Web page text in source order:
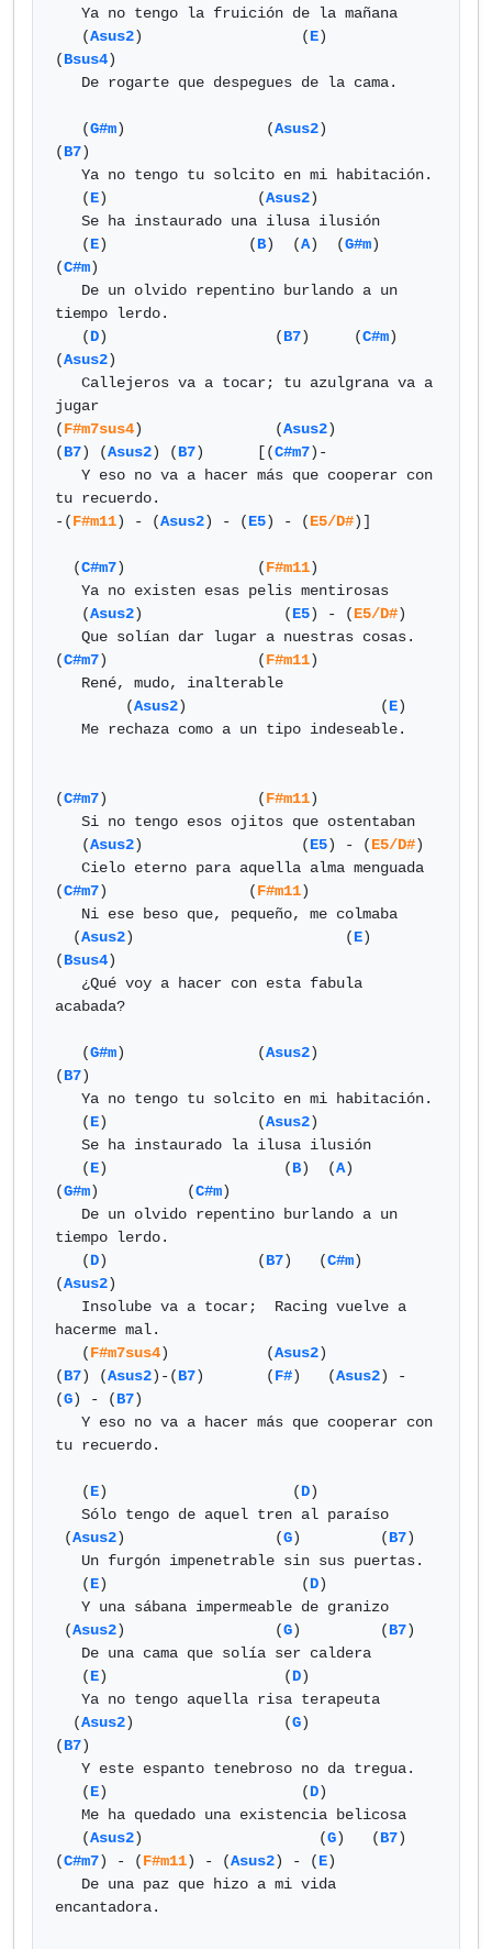
   (
Asus2)                  (E)
(Bsus4)
   (
G#m)                (Asus2)
(B7)
   (
E)                 (Asus2)
   (
E)                (B)  (A)  (G#m)
(C#m)
tiempo lerdo.
   (
D)                   (B7)     (C#m)
(Asus2)
jugar
(F#m7sus4)               (Asus2)
(B7) (Asus2) (B7)      [(C#m7)-
tu recuerdo.
-(F#m11) - (Asus2) - (E5) - (E5/D#)]
  (
C#m7)               (F#m11)
   (
Asus2)                (E5) - (E5/D#)
(C#m7)                 (F#m11)
        (
Asus2)                      (E)
(C#m7)                 (F#m11)
   (
Asus2)                  (E5) - (E5/D#)
(C#m7)                (F#m11)
  (
Asus2)                        (E)
(Bsus4)
acabada?
   (
G#m)               (Asus2)
(B7)
   (
E)                 (Asus2)
   (
E)                    (B)  (A)
(G#m)          (C#m)
tiempo lerdo.
   (
D)                 (B7)   (C#m)
(Asus2)
hacerme mal.
   (
F#m7sus4)           (Asus2)
(B7) (Asus2)-(B7)       (F#)   (Asus2) -
(G) - (B7)
tu recuerdo.
   (
E)                     (D)
(Asus2)                 (G)         (B7)
   (
E)                      (D)
(Asus2)                 (G)         (B7)
   (
E)                    (D)
  (
Asus2)                 (G)
(B7)
   (
E)                      (D)
   (
Asus2)                    (G)   (B7)
(C#m7) - (F#m11) - (Asus2) - (E)
encantadora.